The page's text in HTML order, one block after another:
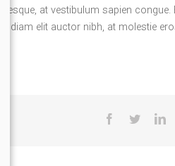
at vestibulum sapien congue.
diam elit auctor nibh, at molestie
facebooktwitter